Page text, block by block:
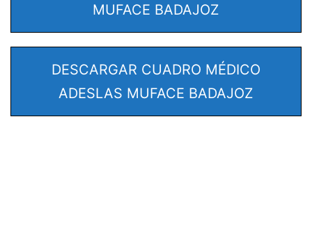
MUFACE BADAJOZ
DESCARGAR CUADRO MÉDICO
ADESLAS MUFACE BADAJOZ